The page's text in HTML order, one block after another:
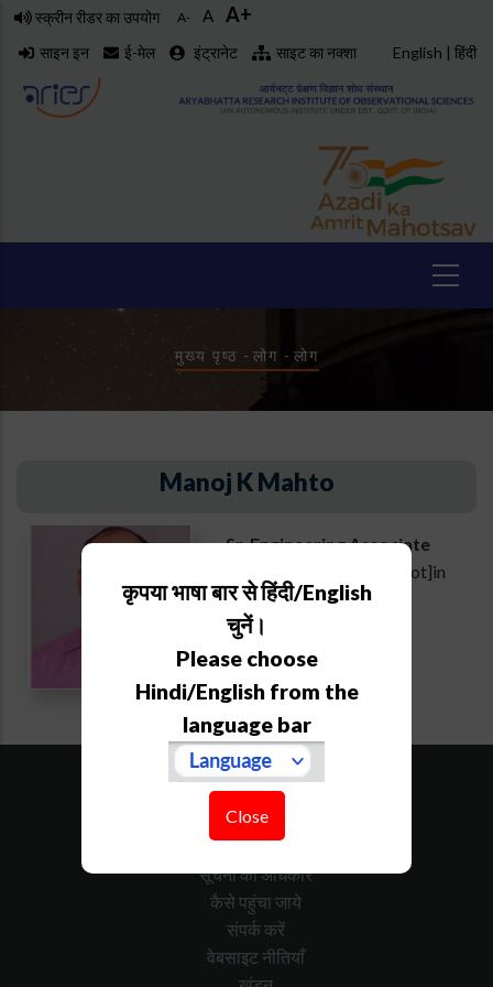
Skip
content
स्क्रीन रीडर का उपयोग A- A A+
साइन इन ई-मेल इंट्रानेट साइट का नक्शा English | हिंदी
Breadcrumb
मुख्य पृष्ठ - लोग - लोग
Manoj K Mahto
Sr. Engineering Associate
manoj[at]aries[dot]res[dot]in
Extension :832
Personal webpage
कृपया भाषा बार से हिंदी/English
चुनें।
Please choose
Hindi/English from the
language bar
Close
साइट का नक्शा
डाउनलोड
निविदा
सरकारी कैलेंडर
सूचना का अधिकार
कैसे पहुंचा जाये
संपर्क करें
वेबसाइट नीतियाँ